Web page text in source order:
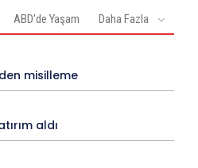
ABD'de Yaşam Daha Fazla
misilleme
aldı